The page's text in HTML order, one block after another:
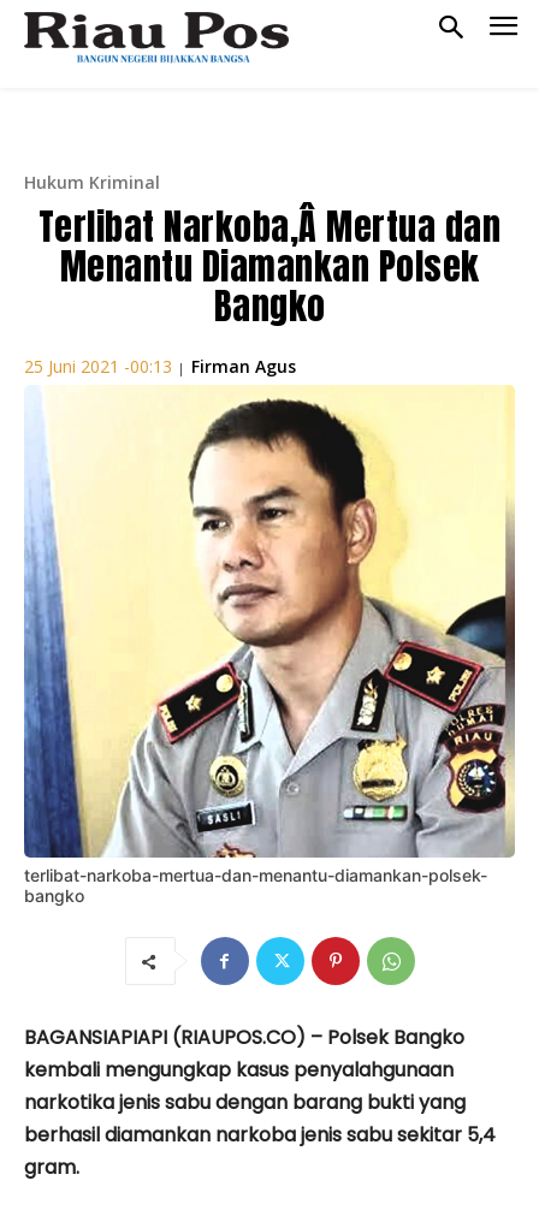
Hukum Kriminal
Terlibat Narkoba,Â Mertua dan
Menantu Diamankan Polsek
Bangko
25 Juni 2021 -00:13 | Firman Agus
terlibat-narkoba-mertua-dan-menantu-diamankan-polsek-
bangko
BAGANSIAPIAPI (RIAUPOS.CO) – Polsek Bangko
kembali mengungkap kasus penyalahgunaan
narkotika jenis sabu dengan barang bukti yang
berhasil diamankan narkoba jenis sabu sekitar 5,4
gram.